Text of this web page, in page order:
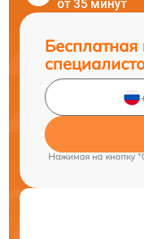
от 35 минут
Бесплатная
Нажимая на кнопку